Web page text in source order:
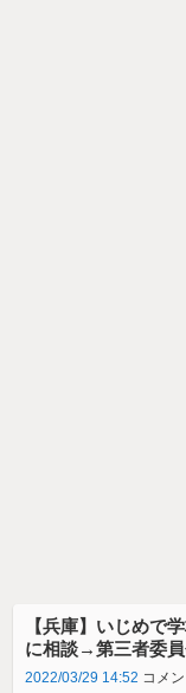
【兵庫】いじめで
に相談→第三者委
2022/03/29 14:52 コメ